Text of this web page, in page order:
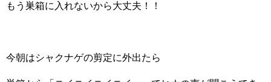
もう巣箱に入れないから大丈夫！！
今朝はシャクナゲの剪定に外出たら